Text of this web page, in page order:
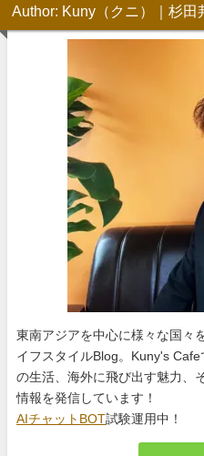
Author: Kuny（クニ）｜杉田
東南アジアを中心に様々な国々
イフスタイルBlog。Kuny's
の生活、海外に飛び出す魅力、
情報を発信しています！
AIチャットBOT試験運用中！